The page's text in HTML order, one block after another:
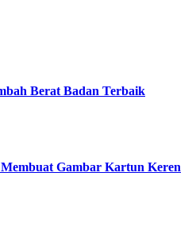
Berat Badan Terbaik
Gambar Kartun Keren